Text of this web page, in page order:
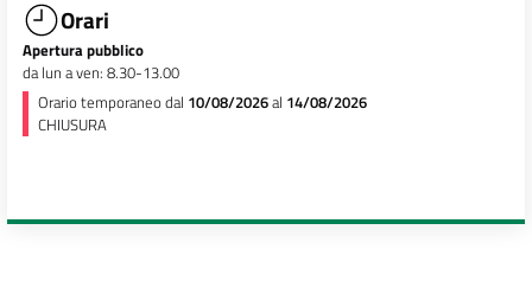
Orari
Apertura pubblico
da lun a ven: 8.30-13.00
Orario temporaneo dal 10/08/2026al 14/08/2026
CHIUSURA